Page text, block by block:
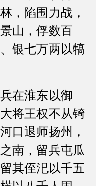
，陷围力战，
山，俘数百
银七万两以犒
在淮东以御
将王权不从锜
口退师扬州，
南，留兵屯瓜
其侄汜以千五